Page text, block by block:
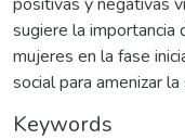
sugiere la importancia
mujeres en la fase
social para amenizar
Keywords